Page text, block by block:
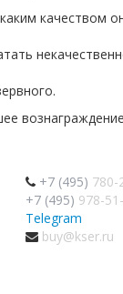
качеством
+7 (495) 780-
+7 (495) 978-
Telegram
buy@kser.ru